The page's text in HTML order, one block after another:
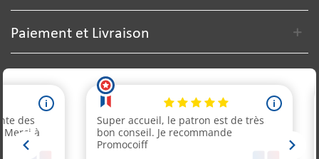
Paiement et Livraison